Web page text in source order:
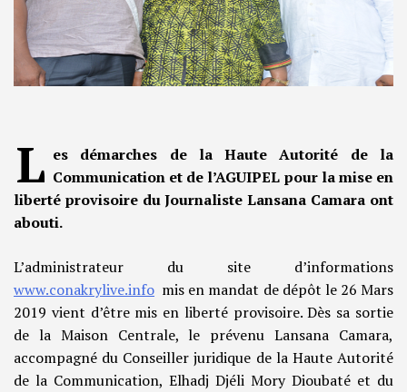
L es démarches de la Haute Autorité de la
Communication et de l’AGUIPEL pour la mise en
liberté provisoire du Journaliste Lansana Camara ont
abouti.
L’administrateur du site d’informations
www.conakrylive.info mis en mandat de dépôt le 26 Mars
2019 vient d’être mis en liberté provisoire. Dès sa sortie
de la Maison Centrale, le prévenu Lansana Camara,
accompagné du Conseiller juridique de la Haute Autorité
de la Communication, Elhadj Djéli Mory Dioubaté et du